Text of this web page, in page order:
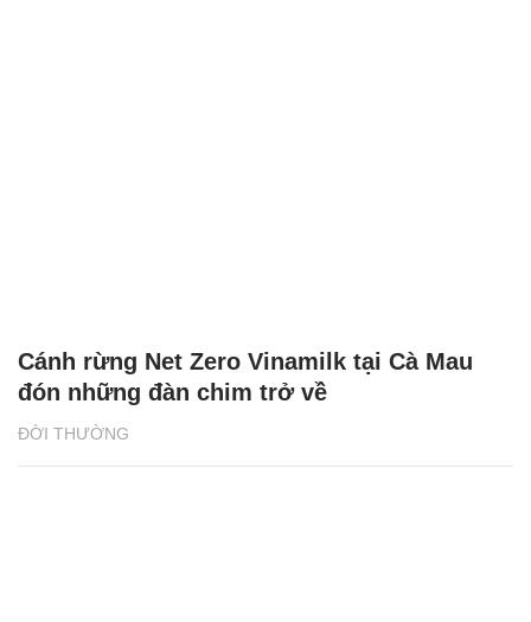
ĐỜI THƯỜNG
Cánh rừng Net Zero Vinamilk tại Cà Mau
đón những đàn chim trở về